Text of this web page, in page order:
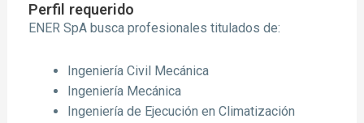
Perfil requerido
ENER SpA busca profesionales titulados de:
Ingeniería Civil Mecánica
Ingeniería Mecánica
Ingeniería de Ejecución en Climatización